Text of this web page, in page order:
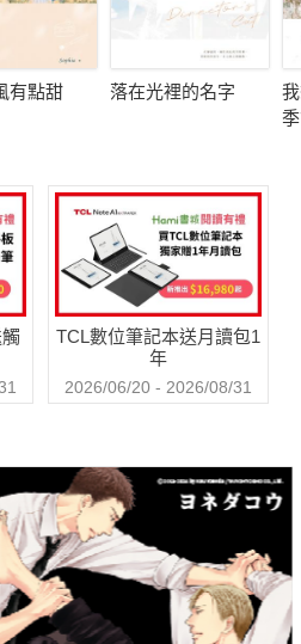
有點甜 落在光裡的名字
TCL數位筆記本送月讀包1
年
2026/06/20 - 2026/08/31